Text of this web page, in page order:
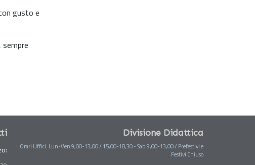
gusto e
Divisione Didattica
Orari Uffici: Lun-Ven 9,00-13,00 / 15,00-18,30 - Sab 9,00-13,00 / Prefestivi e
Festivi Chiuso